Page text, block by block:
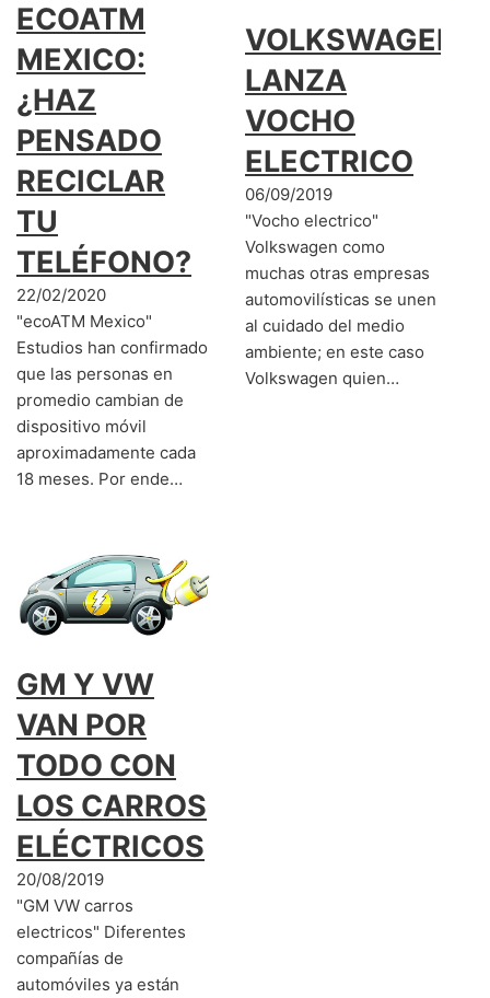
ECOATM
MEXICO:
¿HAZ
PENSADO
RECICLAR
TU
TELÉFONO?
22/02/2020
"ecoATM Mexico"
Estudios han confirmado
que las personas en
promedio cambian de
dispositivo móvil
aproximadamente cada
18 meses. Por ende…
VOLKSWAGEN
LANZA
VOCHO
ELECTRICO
06/09/2019
"Vocho electrico"
Volkswagen como
muchas otras empresas
automovilísticas se unen
al cuidado del medio
ambiente; en este caso
Volkswagen quien…
GM Y VW
VAN POR
TODO CON
LOS CARROS
ELÉCTRICOS
20/08/2019
"GM VW carros
electricos" Diferentes
compañías de
automóviles ya están